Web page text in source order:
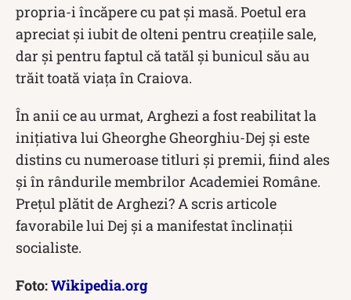
propria-i încăpere cu pat și masă. Poetul era
apreciat și iubit de olteni pentru creațiile sale,
dar și pentru faptul că tatăl și bunicul său au
trăit toată viața în Craiova.
În anii ce au urmat, Arghezi a fost reabilitat la
iniţiativa lui Gheorghe Gheorghiu-Dej și este
distins cu numeroase titluri şi premii, fiind ales
şi în rândurile membrilor Academiei Române.
Prețul plătit de Arghezi? A scris articole
favorabile lui Dej şi a manifestat înclinaţii
socialiste.
Foto:Wikipedia.org